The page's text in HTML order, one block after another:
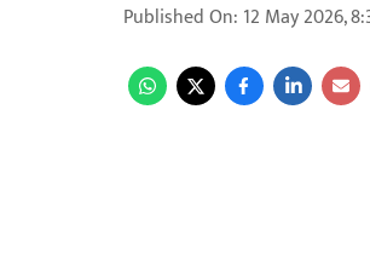
Published On: 12 May 2026,